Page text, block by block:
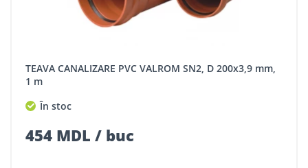
TEAVA CANALIZARE PVC VALROM SN2, D 200x3,9 mm,
1 m
În stoc
454 MDL / buc